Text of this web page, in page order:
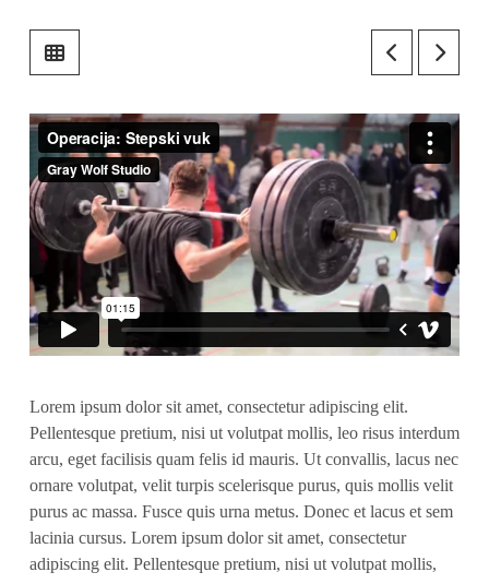
Lorem ipsum dolor sit amet, consectetur adipiscing elit.
Pellentesque pretium, nisi ut volutpat mollis, leo risus interdum
arcu, eget facilisis quam felis id mauris. Ut convallis, lacus nec
ornare volutpat, velit turpis scelerisque purus, quis mollis velit
purus ac massa. Fusce quis urna metus. Donec et lacus et sem
lacinia cursus. Lorem ipsum dolor sit amet, consectetur
adipiscing elit. Pellentesque pretium, nisi ut volutpat mollis,